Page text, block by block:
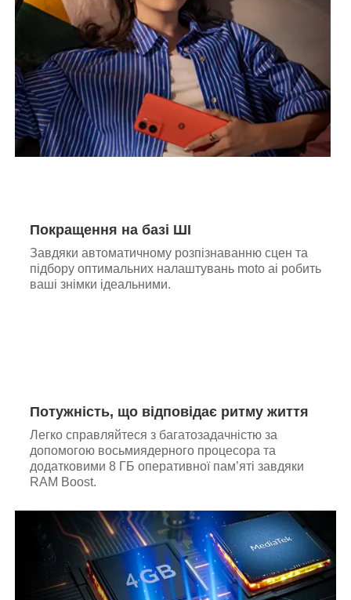
Покращення на базі ШІ
Завдяки автоматичному розпізнаванню сцен та
підбору оптимальних налаштувань moto ai робить
ваші знімки ідеальними.
Потужність, що відповідає ритму життя
Легко справляйтеся з багатозадачністю за
допомогою восьмиядерного процесора та
додатковими 8 ГБ оперативної пам’яті завдяки
RAM Boost.